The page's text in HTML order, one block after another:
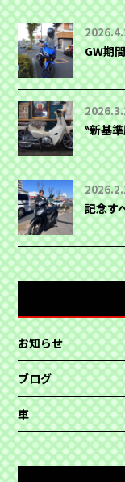
GW期
‶新基
記念す
お知らせ
ブログ
車